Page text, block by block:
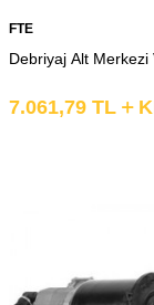
FTE
Debriyaj Alt Merkezi
7.061,79 TL